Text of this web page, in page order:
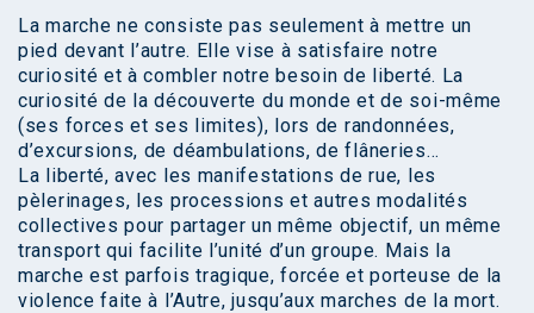
La marche ne consiste pas seulement à mettre un
pied devant l’autre. Elle vise à satisfaire notre
curiosité et à combler notre besoin de liberté. La
curiosité de la découverte du monde et de soi-même
(ses forces et ses limites), lors de randonnées,
d’excursions, de déambulations, de flâneries…
La liberté, avec les manifestations de rue, les
pèlerinages, les processions et autres modalités
collectives pour partager un même objectif, un même
transport qui facilite l’unité d’un groupe. Mais la
marche est parfois tragique, forcée et porteuse de la
violence faite à l’Autre, jusqu’aux marches de la mort.